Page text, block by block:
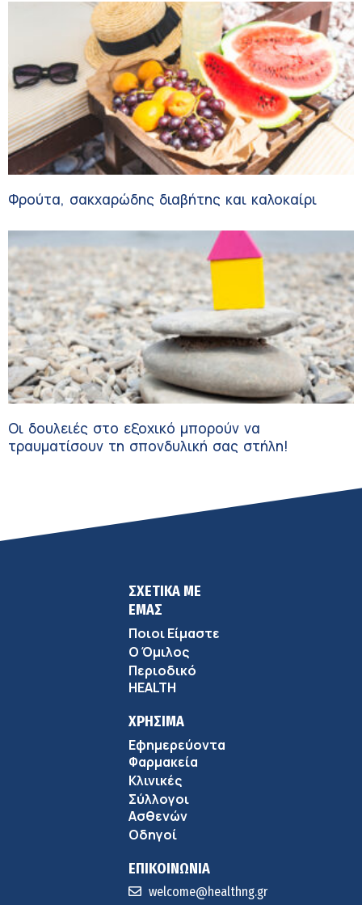
Φρούτα, σακχαρώδης διαβήτης και καλοκαίρι
Οι δουλειές στο εξοχικό μπορούν να
τραυματίσουν τη σπονδυλική σας στήλη!
ΣΧΕΤΙΚΑ ΜΕ
ΕΜΑΣ
Ποιοι Είμαστε
Ο Όμιλος
Περιοδικό
HEALTH
ΧΡΗΣΙΜΑ
Εφημερεύοντα
Φαρμακεία
Κλινικές
Σύλλογοι
Ασθενών
Οδηγοί
ΕΠΙΚΟΙΝΩΝΙΑ
welcome@healthng.gr